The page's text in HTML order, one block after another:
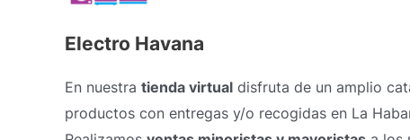
Electro Havana
En nuestra tienda virtual disfruta de un amplio
productos con entregas y/o recogidas en La